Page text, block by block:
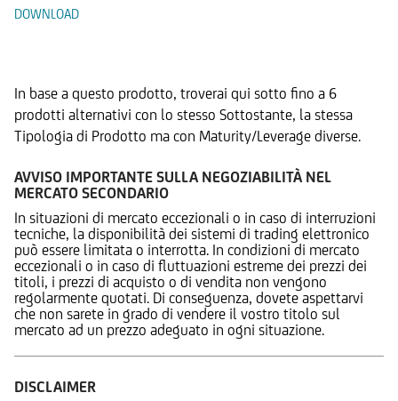
DOWNLOAD
In base a questo prodotto, troverai qui sotto fino a 6
prodotti alternativi con lo stesso Sottostante, la stessa
Tipologia di Prodotto ma con Maturity/Leverage diverse.
AVVISO IMPORTANTE SULLA NEGOZIABILITÀ NEL
MERCATO SECONDARIO
In situazioni di mercato eccezionali o in caso di interruzioni
tecniche, la disponibilità dei sistemi di trading elettronico
può essere limitata o interrotta. In condizioni di mercato
eccezionali o in caso di fluttuazioni estreme dei prezzi dei
titoli, i prezzi di acquisto o di vendita non vengono
regolarmente quotati. Di conseguenza, dovete aspettarvi
che non sarete in grado di vendere il vostro titolo sul
mercato ad un prezzo adeguato in ogni situazione.
DISCLAIMER